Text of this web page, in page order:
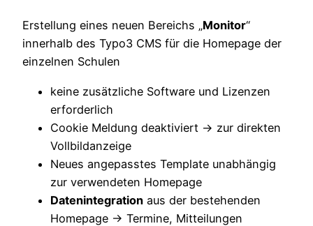
Erstellung eines neuen Bereichs „Monitor“
innerhalb des Typo3 CMS für die Homepage der
einzelnen Schulen
keine zusätzliche Software und Lizenzen
erforderlich
Cookie Meldung deaktiviert -> zur direkten
Vollbildanzeige
Neues angepasstes Template unabhängig
zur verwendeten Homepage
Datenintegration aus der bestehenden
Homepage -> Termine, Mitteilungen